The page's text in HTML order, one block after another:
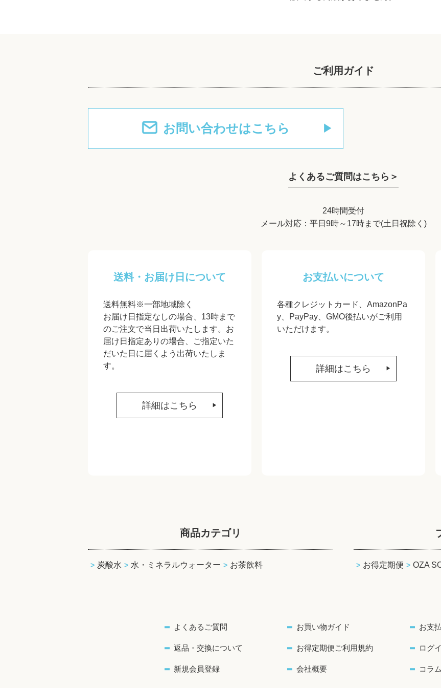
ご利用ガイド
お問い合わせはこちら
よくあるご質問はこちら＞
24時間受付
メール対応：平日9時～17時まで(土日祝除く)
送料・お届け日について
送料無料※一部地域除く
お届け日指定なしの場合、13時まで
のご注文で当日出荷いたします。お
届け日指定ありの場合、ご指定いた
だいた日に届くよう出荷いたしま
す。
詳細はこちら
お支払いについて
各種クレジットカード、AmazonPa
y、PayPay、GMO後払いがご利用
いただけます。
詳細はこちら
商品カテゴリ
炭酸水 水・ミネラルウォーター お茶飲料 お得定期便 OZA
よくあるご質問 お買い物ガイド お支
返品・交換について お得定期便ご利用規約 ログ
新規会員登録 会社概要 コラム